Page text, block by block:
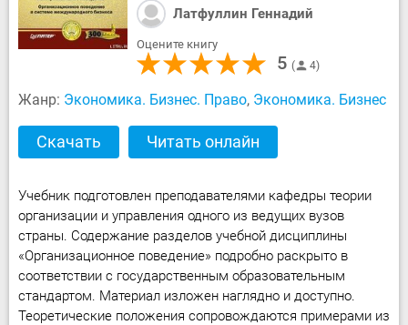
Латфуллин Геннадий
Оцените книгу
5 4
Жанр: Экономика. Бизнес. Право, Экономика. Бизнес
Скачать Читать онлайн
Учебник подготовлен преподавателями кафедры теории
организации и управления одного из ведущих вузов
страны. Содержание разделов учебной дисциплины
«Организационное поведение» подробно раскрыто в
соответствии с государственным образовательным
стандартом. Материал изложен наглядно и доступно.
Теоретические положения сопровождаются примерами из